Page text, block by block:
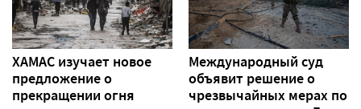
ХАМАС изучает новое
предложение о
прекращении огня
Международный суд
объявит решение о
чрезвычайных мерах по